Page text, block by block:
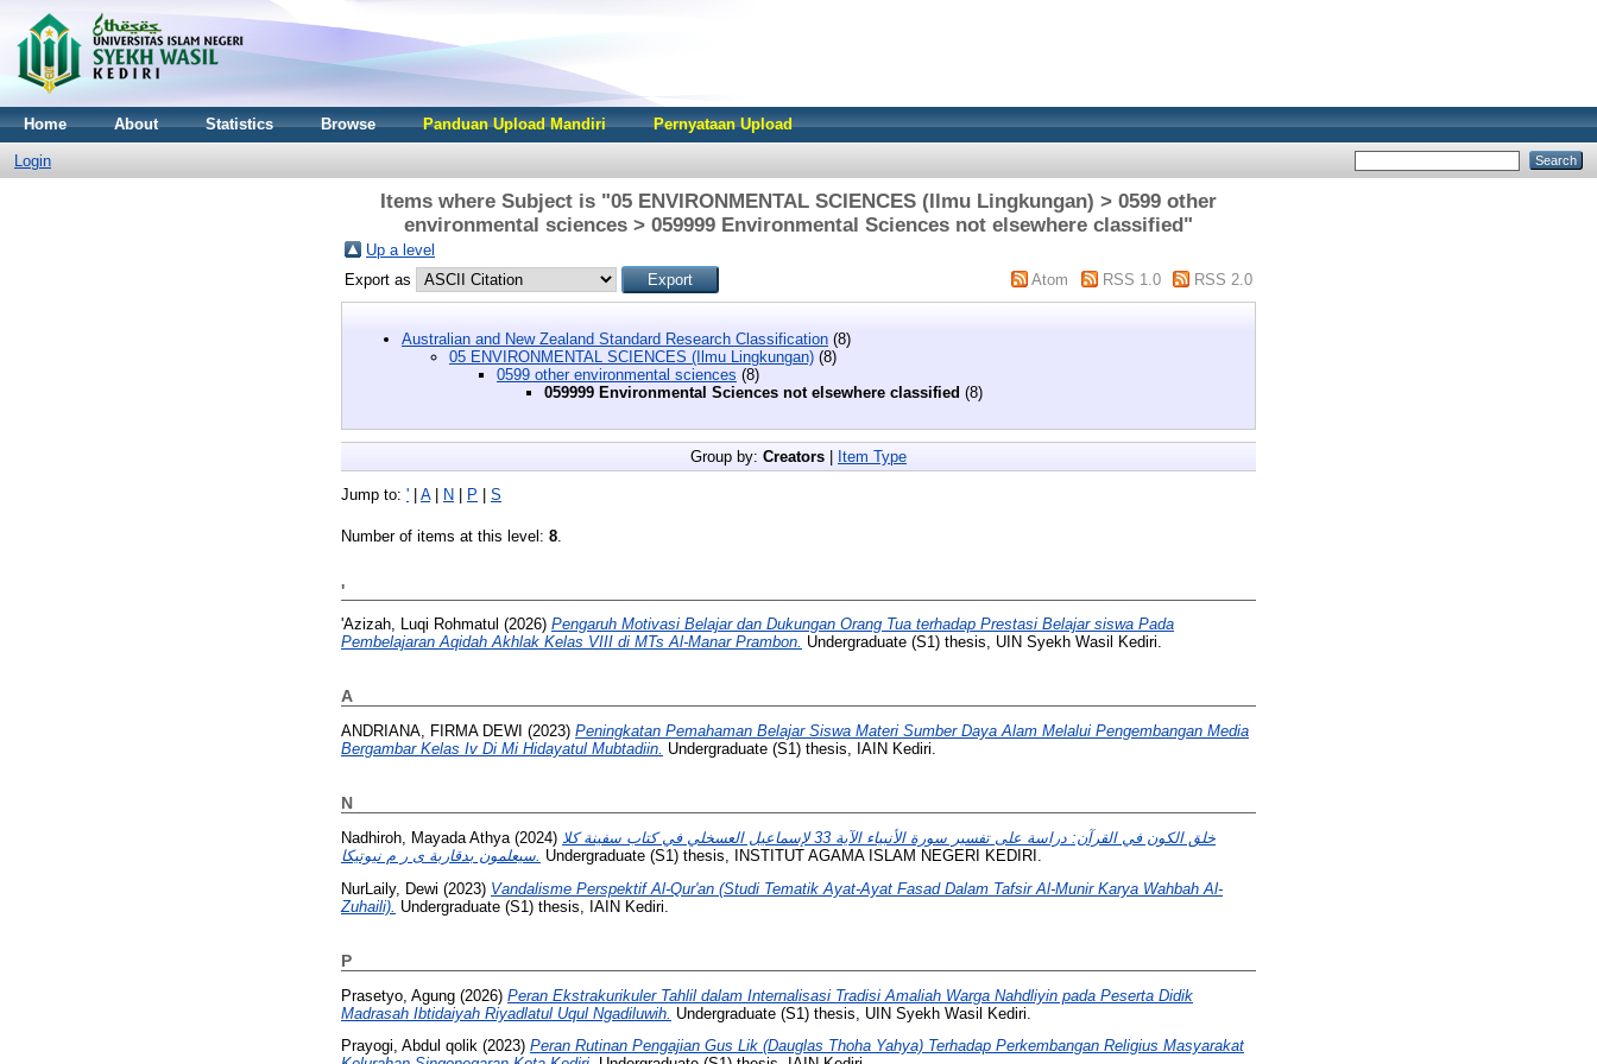
Home About Statistics Browse Panduan Upload Mandiri Pernyataan Upload
Login
Items where Subject is "05 ENVIRONMENTAL SCIENCES (Ilmu Lingkungan) > 0599 other
environmental sciences > 059999 Environmental Sciences not elsewhere classified"
Up a level
Export as
Atom RSS 1.0 RSS 2.0
Australian and New Zealand Standard Research Classification (8)
05 ENVIRONMENTAL SCIENCES (Ilmu Lingkungan) (8)
0599 other environmental sciences (8)
059999 Environmental Sciences not elsewhere classified (8)
Group by: Creators | Item Type
Jump to: ' | A| N | P | S
Number of items at this level: 8
'
'Azizah, Luqi Rohmatul (2026) Pengaruh Motivasi Belajar dan Dukungan Orang Tua terhadap Prestasi Belajar siswa Pada
Pembelajaran Aqidah Akhlak Kelas VIII di MTs Al-Manar Prambon. Undergraduate (S1) thesis, UIN Syekh Wasil Kediri.
A
ANDRIANA, FIRMA DEWI (2023) Peningkatan Pemahaman Belajar Siswa Materi Sumber Daya Alam Melalui Pengembangan Media
Bergambar Kelas Iv Di Mi Hidayatul Mubtadiin. Undergraduate (S1) thesis, IAIN Kediri.
N
Nadhiroh, Mayada Athya (2024) خلق الكون في القرآن: دراسة على تفسير سورة الأنبياء الآية 33 لإسماعيل العسخلي في كتاب سفينة كلا
Undergraduate (S1) thesis, INSTITUT AGAMA ISLAM NEGERI KEDIRI.
NurLaily, Dewi (2023) Vandalisme Perspektif Al-Qur'an (Studi Tematik Ayat-Ayat Fasad Dalam Tafsir Al-Munir Karya Wahbah Al-
Zuhaili). Undergraduate (S1) thesis, IAIN Kediri.
P
Prasetyo, Agung (2026) Peran Ekstrakurikuler Tahlil dalam Internalisasi Tradisi Amaliah Warga Nahdliyin pada Peserta Didik
Madrasah Ibtidaiyah Riyadlatul Uqul Ngadiluwih. Undergraduate (S1) thesis, UIN Syekh Wasil Kediri.
Prayogi, Abdul qolik (2023) Peran Rutinan Pengajian Gus Lik (Dauglas Thoha Yahya) Terhadap Perkembangan Religius Masyarakat